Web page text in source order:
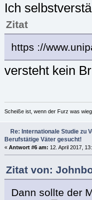
Ich
Zitat
https ://
versteht kein
Scheiße ist, wenn der Furz was
Re: Internationale Studie zu
Berufstätige Väter gesucht!
« Antwort #6 am: 12. April 2017,
Zitat von:
Dann sollte der